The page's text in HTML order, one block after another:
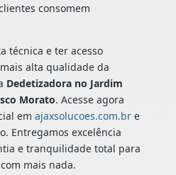
consomem
técnica e ter acesso
alta qualidade da
Dedetizadora no Jardim
Morato. Acesse agora
em ajaxsolucoes.com.bre
Entregamos excelência
e tranquilidade total para
mais nada.